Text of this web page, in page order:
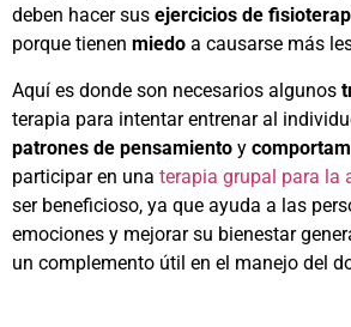
deben hacer sus ejercicios de
porque tienen miedo a causarse más
Aquí es donde son necesarios algunos
terapia para intentar entrenar al
patrones de pensamiento y
participar en una terapia grupal para la
ser beneficioso, ya que ayuda a las
emociones y mejorar su bienestar
un complemento útil en el manejo del